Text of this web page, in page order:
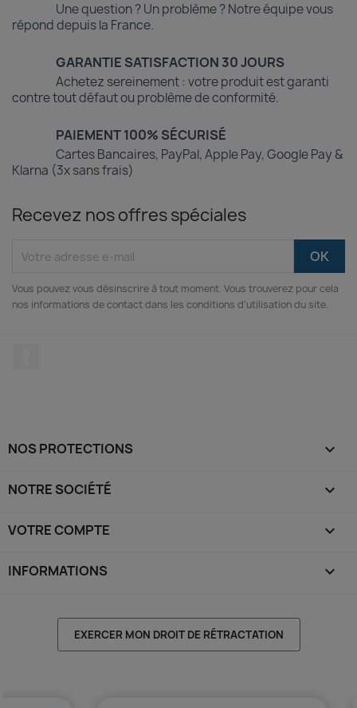
Une question ? Un problème ? Notre équipe vous
répond depuis la France.
GARANTIE SATISFACTION 30 JOURS
Achetez sereinement : votre produit est garanti
contre tout défaut ou problème de conformité.
PAIEMENT 100% SÉCURISÉ
Cartes Bancaires, PayPal, Apple Pay, Google Pay &
Klarna (3x sans frais)
Recevez nos offres spéciales
Vous pouvez vous désinscrire à tout moment. Vous trouverez pour cela
nos informations de contact dans les conditions d'utilisation du site.
NOS PROTECTIONS 
NOTRE SOCIÉTÉ 
VOTRE COMPTE 
INFORMATIONS keyboard_arrow_down
EXERCER MON DROIT DE RÉTRACTATION